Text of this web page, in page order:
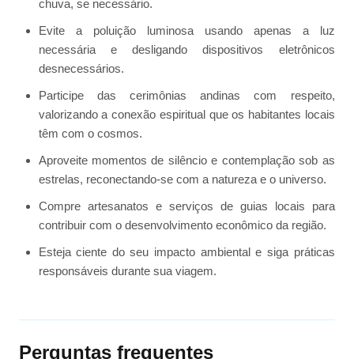
chuva, se necessário.
Evite a poluição luminosa usando apenas a luz
necessária e desligando dispositivos eletrônicos
desnecessários.
Participe das cerimônias andinas com respeito,
valorizando a conexão espiritual que os habitantes locais
têm com o cosmos.
Aproveite momentos de silêncio e contemplação sob as
estrelas, reconectando-se com a natureza e o universo.
Compre artesanatos e serviços de guias locais para
contribuir com o desenvolvimento econômico da região.
Esteja ciente do seu impacto ambiental e siga práticas
responsáveis durante sua viagem.
Perguntas frequentes